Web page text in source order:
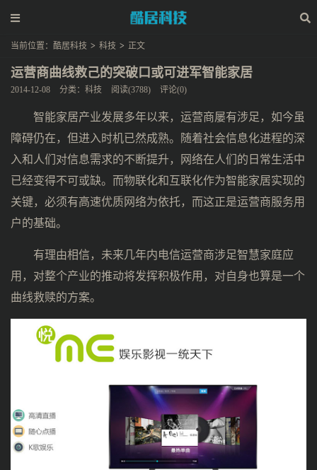
当前位置： 酷居科技 > 科技 > 正文
运营商曲线救己的突破口或可进军智能家居
2014-12-08 分类： 科技 阅读(3788) 评论(0)
智能家居产业发展多年以来，运营商屡有涉足，如今虽
障碍仍在，但进入时机已然成熟。随着社会信息化进程的深
入和人们对信息需求的不断提升，网络在人们的日常生活中
已经变得不可或缺。而物联化和互联化作为智能家居实现的
关键，必须有高速优质网络为依托，而这正是运营商服务用
户的基础。
有理由相信，未来几年内电信运营商涉足智慧家庭应
用，对整个产业的推动将发挥积极作用，对自身也算是一个
曲线救赎的方案。